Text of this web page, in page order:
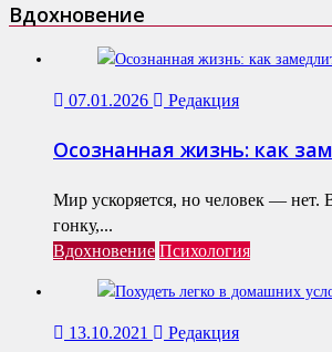
Вдохновение
07.01.2026 Редакция
Осознанная жизнь: как
Мир ускоряется, но человек — нет.
гонку,...
Вдохновение Психология
13.10.2021 Редакция